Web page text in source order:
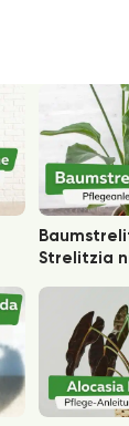
Strelitzia